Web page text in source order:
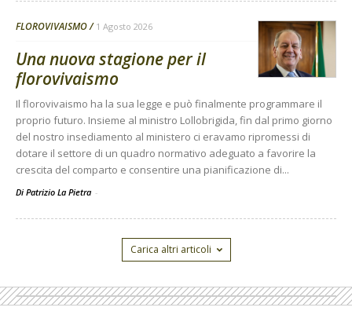
FLOROVIVAISMO 1 Agosto 2026
Una nuova stagione per il
florovivaismo
Il florovivaismo ha la sua legge e può finalmente programmare il
proprio futuro. Insieme al ministro Lollobrigida, fin dal primo giorno
del nostro insediamento al ministero ci eravamo ripromessi di
dotare il settore di un quadro normativo adeguato a favorire la
crescita del comparto e consentire una pianificazione di...
Di Patrizio La Pietra -
Carica altri articoli